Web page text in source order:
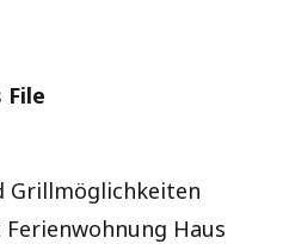
File
Grillmöglichkeiten
Haus